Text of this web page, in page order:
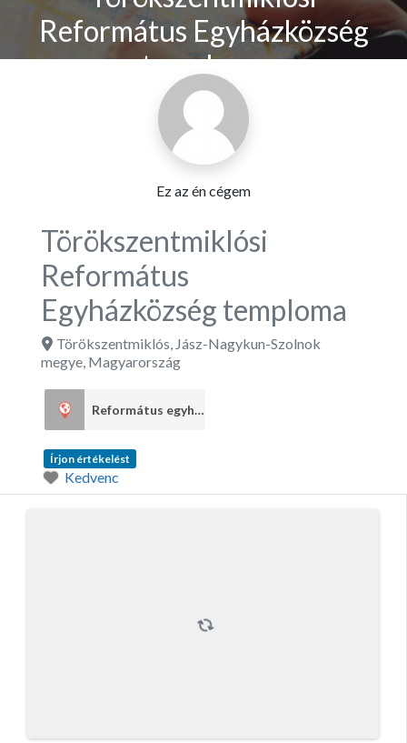
Református Egyházközség
temploma
Ez az én cégem
Törökszentmiklósi
Református
Egyházközség temploma
Törökszentmiklós, Jász-Nagykun-Szolnok
megye, Magyarország
Református egyház
Írjon értékelést
Kedvenc